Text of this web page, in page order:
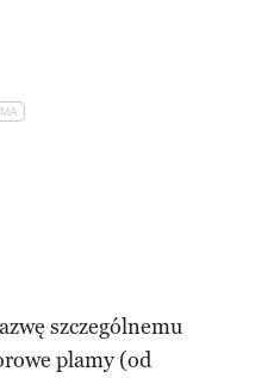
szczególnemu
plamy (od